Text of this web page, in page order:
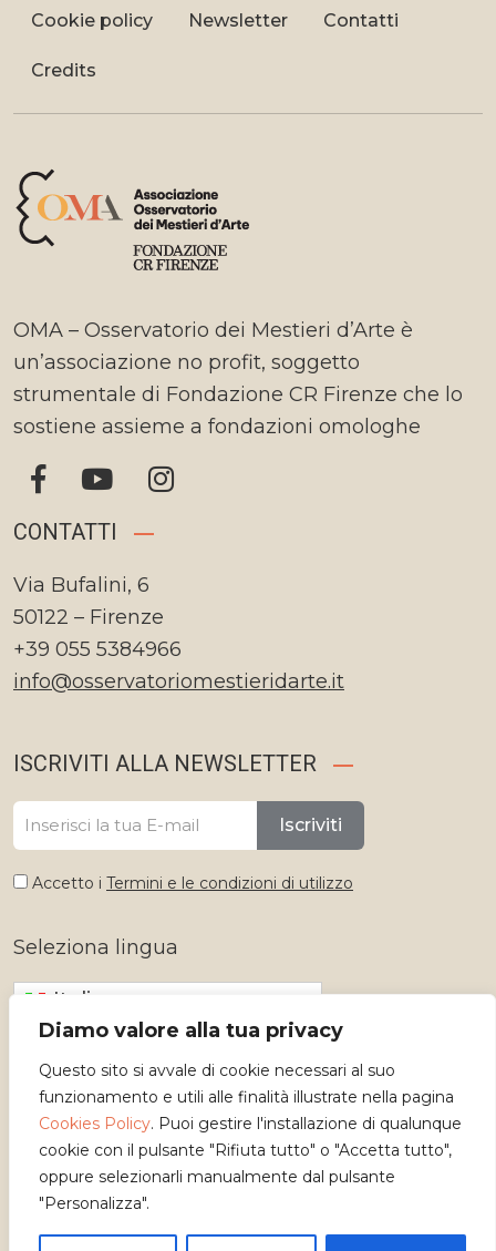
Diamo valore alla tua privacy
Questo sito si avvale di cookie necessari al suo
funzionamento e utili alle finalità illustrate nella pagina
Cookies Policy. Puoi gestire l'installazione di qualunque
cookie con il pulsante "Rifiuta tutto" o "Accetta tutto",
oppure selezionarli manualmente dal pulsante
"Personalizza".
Cookie policy Newsletter Contatti
Credits
OMA – Osservatorio dei Mestieri d’Arte è
un’associazione no profit, soggetto
strumentale di Fondazione CR Firenze che lo
sostiene assieme a fondazioni omologhe
CONTATTI
Via Bufalini, 6
50122 – Firenze
+39 055 5384966
info@osservatoriomestieridarte.it
ISCRIVITI ALLA NEWSLETTER
Iscriviti
Accetto i Termini e le condizioni di utilizzo
Seleziona lingua
Italiano
Copyright 2026 - Osservatorio dei Mestieri d'Arte